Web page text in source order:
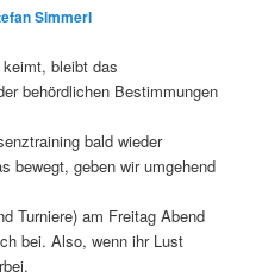
Simmerl
bleibt das
behördlichen Bestimmungen
bald wieder
bewegt, geben wir umgehend
Turniere) am Freitag Abend
bei. Also, wenn ihr Lust